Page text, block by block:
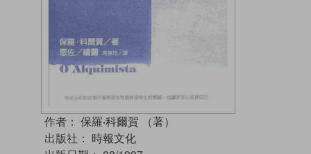
作者： 保羅‧科爾賀 （著）
出版社： 時報文化